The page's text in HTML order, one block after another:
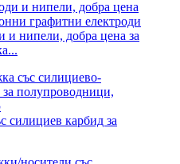
и нипели, добра цена за
силициев карбид за